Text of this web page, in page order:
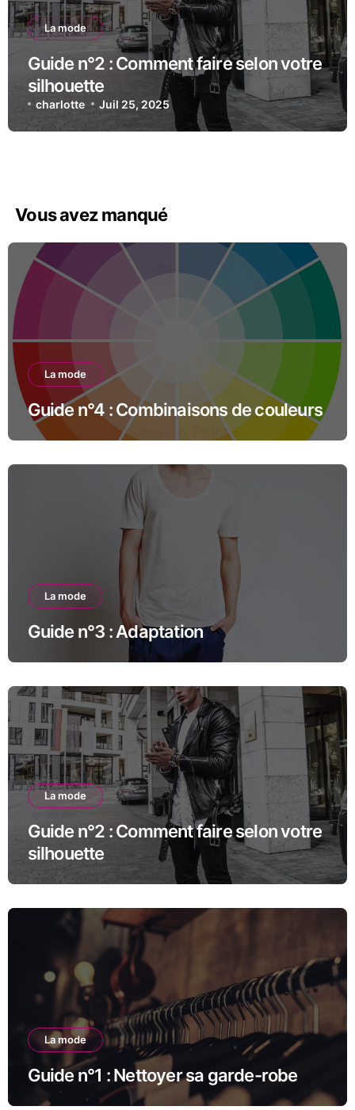
La mode
Guide n°2 : Comment faire selon votre
silhouette
charlotte Juil 25, 2025
Vous avez manqué
La mode
Guide n°4 : Combinaisons de couleurs
La mode
Guide n°3 : Adaptation
La mode
Guide n°2 : Comment faire selon votre
silhouette
La mode
Guide n°1 : Nettoyer sa garde-robe